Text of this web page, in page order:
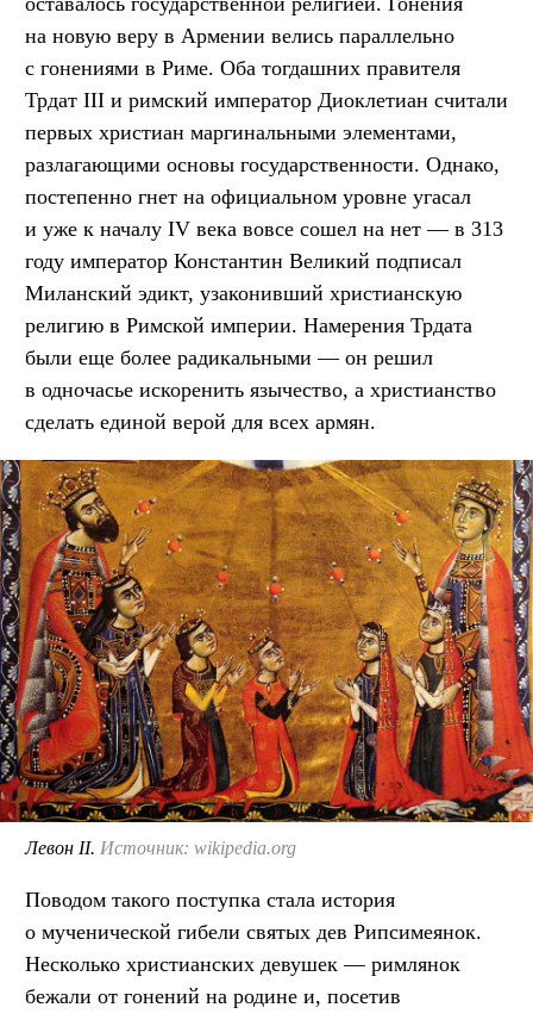
на новую веру в Армении велись параллельно
с гонениями в Риме. Оба тогдашних правителя
Трдат III и римский император Диоклетиан считали
первых христиан маргинальными элементами,
разлагающими основы государственности. Однако,
постепенно гнет на официальном уровне угасал
и уже к началу IV века вовсе сошел на нет — в 313
году император Константин Великий подписал
Миланский эдикт, узаконивший христианскую
религию в Римской империи. Намерения Трдата
были еще более радикальными — он решил
в одночасье искоренить язычество, а христианство
сделать единой верой для всех армян.
Левон II. Источник: wikipedia.org
Поводом такого поступка стала история
о мученической гибели святых дев Рипсимеянок.
Несколько христианских девушек — римлянок
бежали от гонений на родине и, посетив